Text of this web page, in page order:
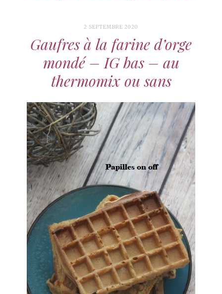
2 SEPTEMBRE 2020
Gaufres à la farine d’orge
mondé – IG bas – au
thermomix ou sans